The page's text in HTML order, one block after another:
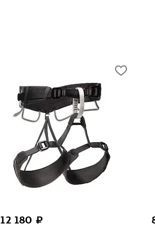
12 180 ₽